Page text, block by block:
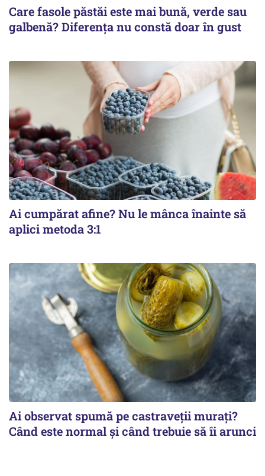
Care fasole păstăi este mai bună, verde sau
galbenă? Diferența nu constă doar în gust
Ai cumpărat afine? Nu le mânca înainte să
aplici metoda 3:1
Ai observat spumă pe castraveții murați?
Când este normal și când trebuie să îi arunci